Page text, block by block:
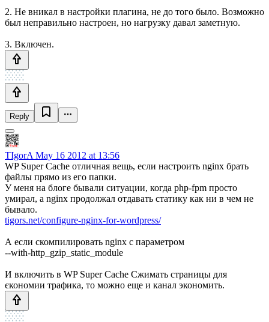
2. Не вникал в настройки плагина, не до того было. Возможно
был неправильно настроен, но нагрузку давал заметную.
3. Включен.
Reply
TIgorA May 16 2012 at 13:56
WP Super Cache отличная вещь, если настроить nginx брать
файлы прямо из его папки.
У меня на блоге бывали ситуации, когда php-fpm просто
умирал, а nginx продолжал отдавать статику как ни в чем не
бывало.
tigors.net/configure-nginx-for-wordpress/
А если скомпилировать nginx с параметром
--with-http_gzip_static_module
И включить в WP Super Cache Сжимать страницы для
єкономии трафика, то можно еще и канал экономить.